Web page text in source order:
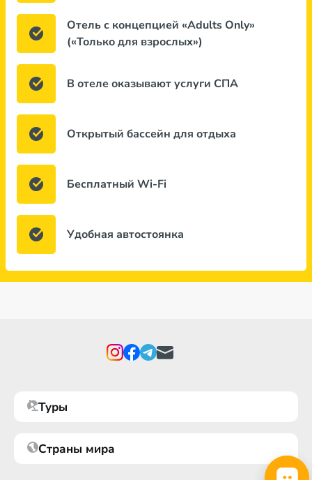
Отель с концепцией «Adults Only»
(«Только для взрослых»)
В отеле оказывают услуги СПА
Открытый бассейн для отдыха
Бесплатный Wi-Fi
Удобная автостоянка
Туры
Страны мира